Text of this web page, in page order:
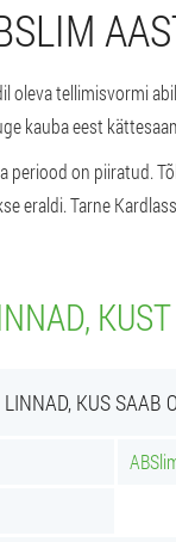
tellimisvormi
kauba eest
periood on piiratud.
eraldi. Tarne
LINNAD, KUS SAAB